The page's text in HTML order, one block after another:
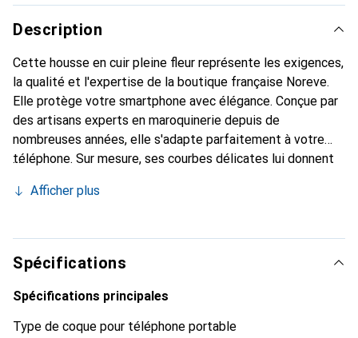
Description
Cette housse en cuir pleine fleur représente les exigences,
la qualité et l'expertise de la boutique française Noreve.
Elle protège votre smartphone avec élégance. Conçue par
des artisans experts en maroquinerie depuis de
nombreuses années, elle s'adapte parfaitement à votre
téléphone. Sur mesure, ses courbes délicates lui donnent
chic et essentiel de votre smartphone. Reconnaissable à
marque Noreve est un choix sûr pour une clientèle
exigeante.
Afficher plus
Spécifications
Spécifications principales
Type de coque pour téléphone portable